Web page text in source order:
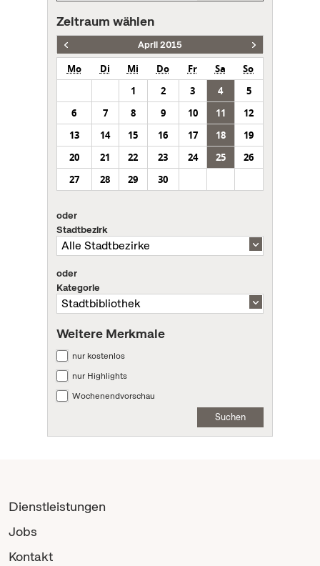
Zeitraum wählen
April 2015
Mo Di Mi Do Fr Sa
So
1
2 3 4
5
6
7 8 9 10 11
12
13
14 15 16 17 18
19
20
21 22 23 24 25
26
27
28 29 30
oder
Stadtbezirk
oder
Kategorie
Weitere Merkmale
nur kostenlos
nur Highlights
Wochenendvorschau
Suchen
Dienstleistungen
Jobs
Kontakt